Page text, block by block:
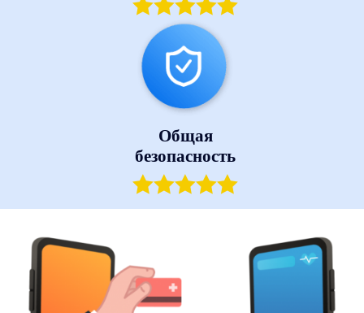
Общая
безопасность